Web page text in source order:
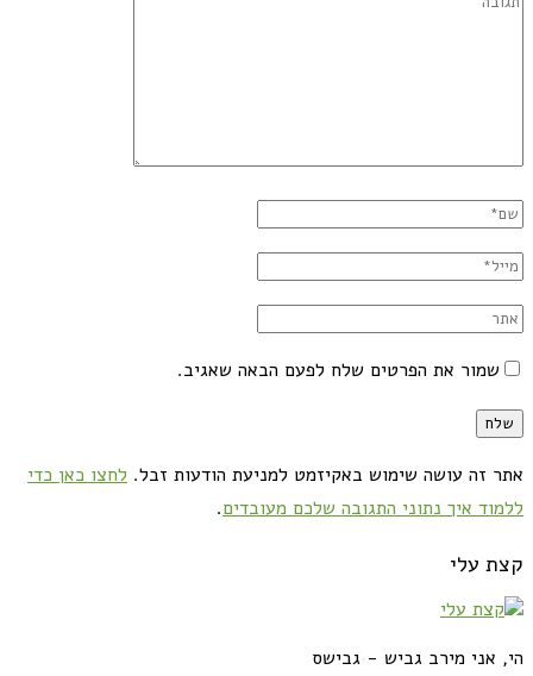
שמור את הפרטים שלח לפעם הבאה שאגיב.
אתר זה עושה שימוש באקיזמט למניעת הודעות זבל. לחצו כאן כדי
ללמוד איך נתוני התגובה שלכם מעובדים.
קצת עלי
הי, אני מירב גביש - גבישס